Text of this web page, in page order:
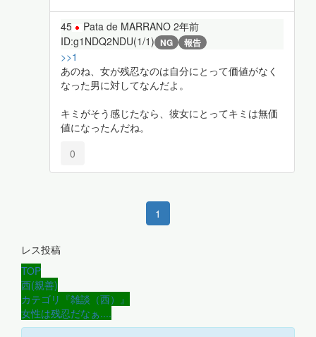
45 Pata de MARRANO 2年前
ID:g1NDQ2NDU(1/1) NG 報告
>>1
あのね、女が残忍なのは自分にとって価値がなく
なった男に対してなんだよ。
キミがそう感じたなら、彼女にとってキミは無価
値になったんだね。
0
1
レス投稿
TOP
西(親善)
カテゴリ『雑談（西）』
女性は残忍だなぁ....